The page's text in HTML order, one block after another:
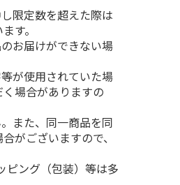
限定数を超えた際は
す。
お届けができない場
が使用されていた場
場合がありますの
また、同一商品を同
がございますので、
ピング（包装）等は多